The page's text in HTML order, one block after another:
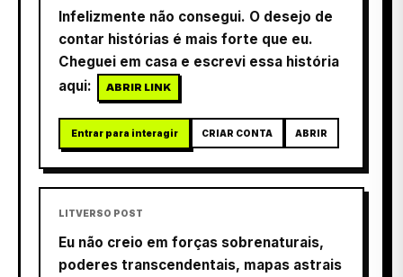
Infelizmente não consegui. O desejo de
contar histórias é mais forte que eu.
Cheguei em casa e escrevi essa história
aqui:
ABRIR LINK
Entrar para interagir CRIAR CONTA ABRIR
LITVERSO POST
Eu não creio em forças sobrenaturais,
poderes transcendentais, mapas astrais